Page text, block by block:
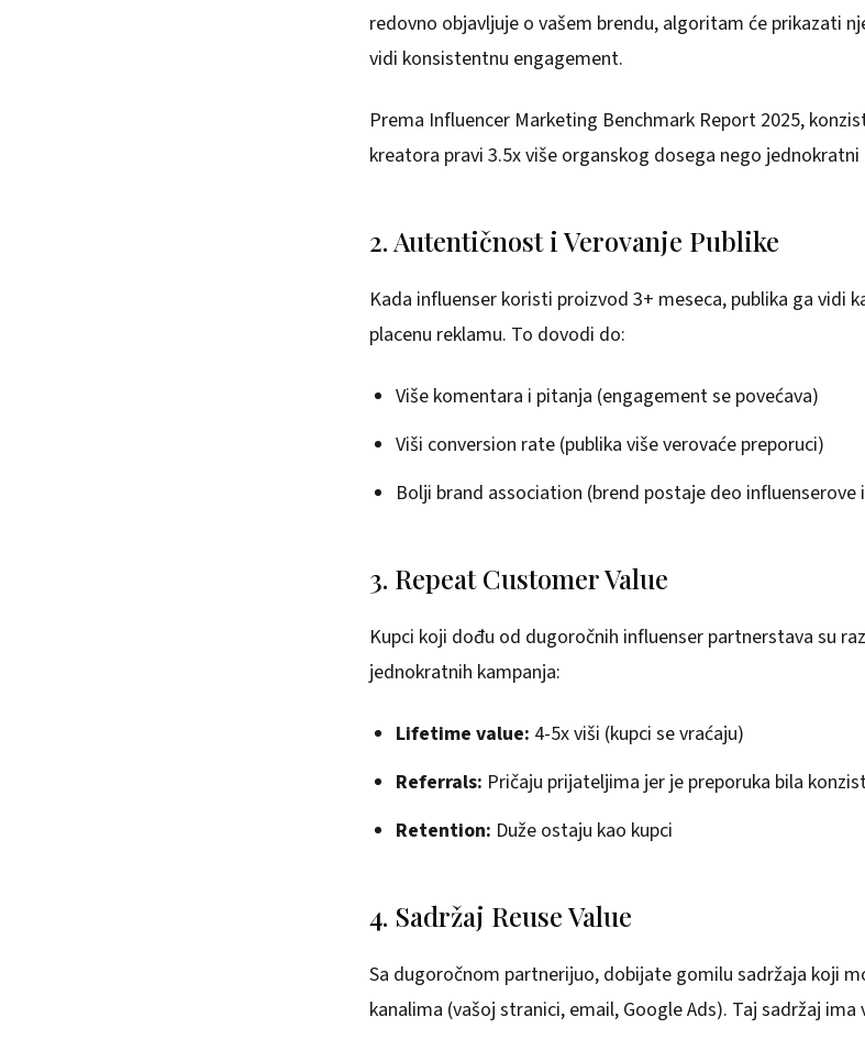
redovno objavljuje o vašem brendu, algoritam će prikazati
vidi konsistentnu engagement.
Prema Influencer Marketing Benchmark Report 2025,
kreatora pravi 3.5x više organskog dosega nego jednokratni
2. Autentičnost i Verovanje Publike
Kada influenser koristi proizvod 3+ meseca, publika ga vidi
placenu reklamu. To dovodi do:
Više komentara i pitanja (engagement se povećava)
Viši conversion rate (publika više verovaće preporuci)
Bolji brand association (brend postaje deo
3. Repeat Customer Value
Kupci koji dođu od dugoročnih influenser partnerstava su
jednokratnih kampanja:
Lifetime value: 4-5x viši (kupci se vraćaju)
Referrals: Pričaju prijateljima jer je preporuka bila
Retention: Duže ostaju kao kupci
4. Sadržaj Reuse Value
Sa dugoročnom partnerijuo, dobijate gomilu sadržaja koji
kanalima (vašoj stranici, email, Google Ads). Taj sadržaj ima